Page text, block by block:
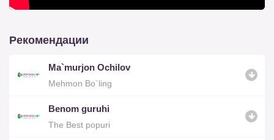
Рекомендации
Ma`murjon Ochilov
Mehmon Bo`ling
Benom guruhi
The Best popuri